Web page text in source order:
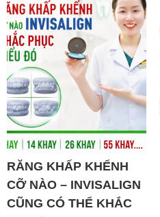
RĂNG KHẤP KHỂNH
CỠ NÀO – INVISALIGN
CŨNG CÓ THỂ KHẮC